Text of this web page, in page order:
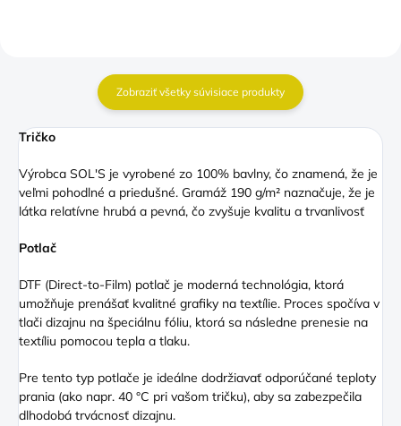
Zobraziť všetky súvisiace produkty
Tričko
Výrobca SOL'S je vyrobené zo 100% bavlny, čo znamená, že je
veľmi pohodlné a priedušné. Gramáž 190 g/m² naznačuje, že je
látka relatívne hrubá a pevná, čo zvyšuje kvalitu a trvanlivosť
Potlač
DTF (Direct-to-Film) potlač je moderná technológia, ktorá
umožňuje prenášať kvalitné grafiky na textílie. Proces spočíva v
tlači dizajnu na špeciálnu fóliu, ktorá sa následne prenesie na
textíliu pomocou tepla a tlaku.
Pre tento typ potlače je ideálne dodržiavať odporúčané teploty
prania (ako napr. 40 °C pri vašom tričku), aby sa zabezpečila
dlhodobá trvácnosť dizajnu.